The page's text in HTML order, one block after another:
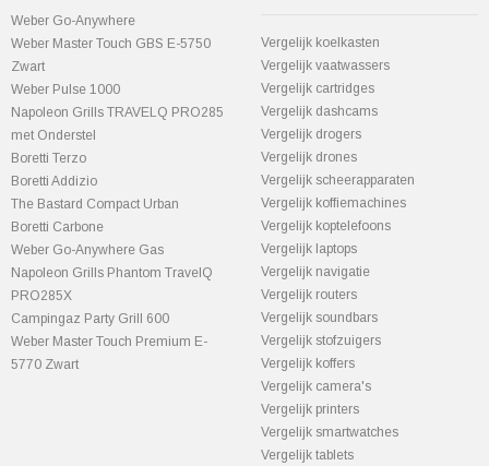
Weber Go-Anywhere
Weber Master Touch GBS E-5750
Zwart
Weber Pulse 1000
Napoleon Grills TRAVELQ PRO285
met Onderstel
Boretti Terzo
Boretti Addizio
The Bastard Compact Urban
Boretti Carbone
Weber Go-Anywhere Gas
Napoleon Grills Phantom TravelQ
PRO285X
Campingaz Party Grill 600
Weber Master Touch Premium E-
5770 Zwart
Vergelijk koelkasten
Vergelijk vaatwassers
Vergelijk cartridges
Vergelijk dashcams
Vergelijk drogers
Vergelijk drones
Vergelijk scheerapparaten
Vergelijk koffiemachines
Vergelijk koptelefoons
Vergelijk laptops
Vergelijk navigatie
Vergelijk routers
Vergelijk soundbars
Vergelijk stofzuigers
Vergelijk koffers
Vergelijk camera's
Vergelijk printers
Vergelijk smartwatches
Vergelijk tablets